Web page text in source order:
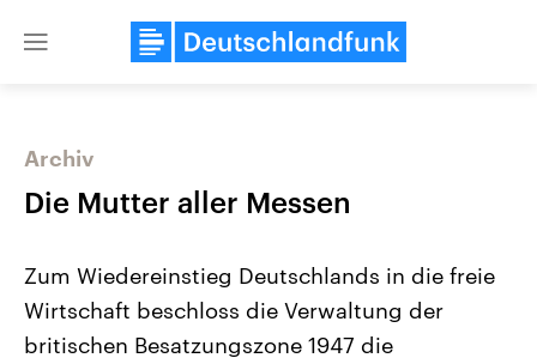
Close
Archiv
Die Mutter aller Messen
Zum Wiedereinstieg Deutschlands in die freie
Wirtschaft beschloss die Verwaltung der
britischen Besatzungszone 1947 die